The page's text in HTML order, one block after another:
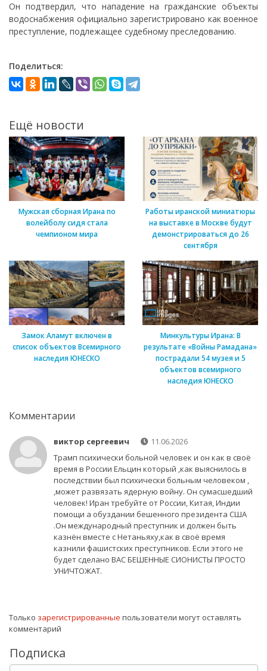
Он подтвердил, что нападение на гражданские объекты
водоснабжения официально зарегистрировано как военное
преступление, подлежащее судебному преследованию.
Поделиться:
Ещё новости
Мужская сборная Ирана по
волейболу сидя стала
чемпионом мира
Работы иранской миниатюры
на выставке в Москве будут
демонстрироваться до 26
сентября
Замок Аламут включен в
список объектов Всемирного
наследия ЮНЕСКО
Минкультуры Ирана: В
результате «Войны Рамадана»
пострадали 54 музея и 5
объектов всемирного
наследия ЮНЕСКО
Комментарии
виктор сергеевич
11.06.2026
Трамп психически больной человек и он как в своё
время в России Ельцин который ,как выяснилось в
последствии был психически больным человеком ,
,может развязать ядерную войну. Он сумасшедший
человек! Иран требуйте от России, Китая, Индии
помощи а обуздании бешенного президента США
.Он международный преступник и должен быть
казнён вместе с Нетаньяху,как в своё время
казнили фашистских преступников. Если этого не
будет сделано ВАС БЕШЕННЫЕ СИОНИСТЫ ПРОСТО
УНИЧТОЖАТ.
Только зарегистрированные пользователи могут оставлять
комментарий
Подписка